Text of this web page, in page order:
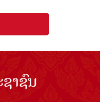
າຊົນ